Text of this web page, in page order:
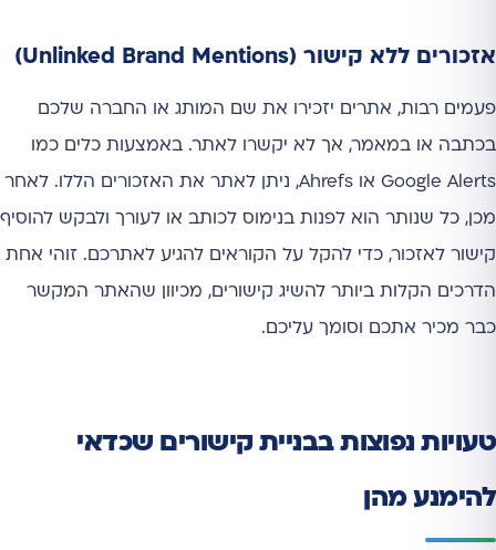
אזכורים ללא קישור (Unlinked Brand Mentions)
פעמים רבות, אתרים יזכירו את שם המותג או החברה שלכם
בכתבה או במאמר, אך לא יקשרו לאתר. באמצעות כלים כמו
Google Alerts או Ahrefs, ניתן לאתר את האזכורים הללו. לאחר
מכן, כל שנותר הוא לפנות בנימוס לכותב או לעורך ולבקש להוסיף
קישור לאזכור, כדי להקל על הקוראים להגיע לאתרכם. זוהי אחת
הדרכים הקלות ביותר להשיג קישורים, מכיוון שהאתר המקשר
כבר מכיר אתכם וסומך עליכם.
טעויות נפוצות בבניית קישורים שכדאי
להימנע מהן